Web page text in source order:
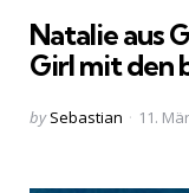
Natalie aus
Girl mit den
Posted
by Sebastian 11.